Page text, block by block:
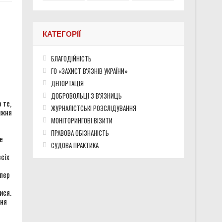
те,
КАТЕГОРІЇ
БЛАГОДІЙНІСТЬ
ГО «ЗАХИСТ В'ЯЗНІВ УКРАЇНИ»
ДЕПОРТАЦІЯ
ДОБРОВОЛЬЦІ З В'ЯЗНИЦЬ
ЖУРНАЛІСТСЬКІ РОЗСЛІДУВАННЯ
МОНІТОРИНГОВІ ВІЗИТИ
ПРАВОВА ОБІЗНАНІСТЬ
СУДОВА ПРАКТИКА